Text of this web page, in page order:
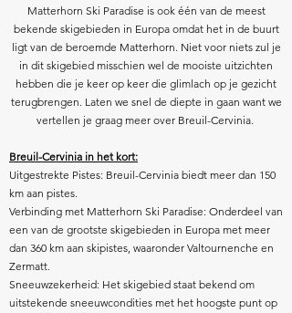
Matterhorn Ski Paradise is ook één van de meest
bekende skigebieden in Europa omdat het in de buurt
ligt van de beroemde Matterhorn. Niet voor niets zul je
in dit skigebied misschien wel de mooiste uitzichten
hebben die je keer op keer die glimlach op je gezicht
terugbrengen. Laten we snel de diepte in gaan want we
vertellen je graag meer over Breuil-Cervinia.
Breuil-Cervinia in het kort:
Uitgestrekte Pistes: Breuil-Cervinia biedt meer dan 150
km aan pistes.
Verbinding met Matterhorn Ski Paradise: Onderdeel van
een van de grootste skigebieden in Europa met meer
dan 360 km aan skipistes, waaronder Valtournenche en
Zermatt.
Sneeuwzekerheid: Het skigebied staat bekend om
uitstekende sneeuwcondities met het hoogste punt op